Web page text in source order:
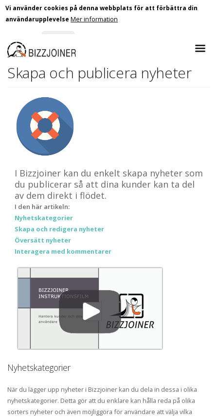
Vi använder cookies på denna webbplats för att förbättra din
användarupplevelse Mer information
Godkänn
to
content
Skapa och publicera nyheter
I Bizzjoiner kan du enkelt skapa nyheter som
du publicerar så att dina kunder kan ta del
av dem direkt i flödet.
I den här artikeln:
Nyhetskategorier
Skapa och redigera nyheter
Översätt nyheter
Interagera med kommentarer
Nyhetskategorier
När du lägger upp nyheter i Bizzjoiner kan du dela in dessa i olika
nyhetskategorier. Detta gör att du enklare kan hålla reda på olika
sorters nyheter och även möjliggöra för användare att välja vilka